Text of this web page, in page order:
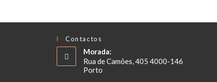
Contactos
Morada:
Rua de Camões, 405 4000-146
Porto